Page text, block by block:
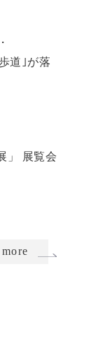
道｣が落
」 展覧会